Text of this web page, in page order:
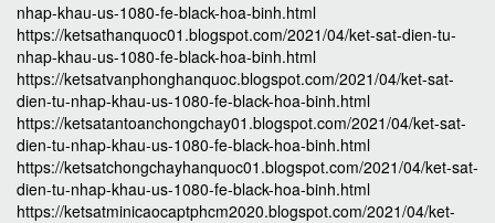
nhap-khau-us-1080-fe-black-hoa-binh.html
https://ketsathanquoc01.blogspot.com/2021/04/ket-sat-dien-tu-
nhap-khau-us-1080-fe-black-hoa-binh.html
https://ketsatvanphonghanquoc.blogspot.com/2021/04/ket-sat-
dien-tu-nhap-khau-us-1080-fe-black-hoa-binh.html
https://ketsatantoanchongchay01.blogspot.com/2021/04/ket-sat-
dien-tu-nhap-khau-us-1080-fe-black-hoa-binh.html
https://ketsatchongchayhanquoc01.blogspot.com/2021/04/ket-sat-
dien-tu-nhap-khau-us-1080-fe-black-hoa-binh.html
https://ketsatminicaocaptphcm2020.blogspot.com/2021/04/ket-